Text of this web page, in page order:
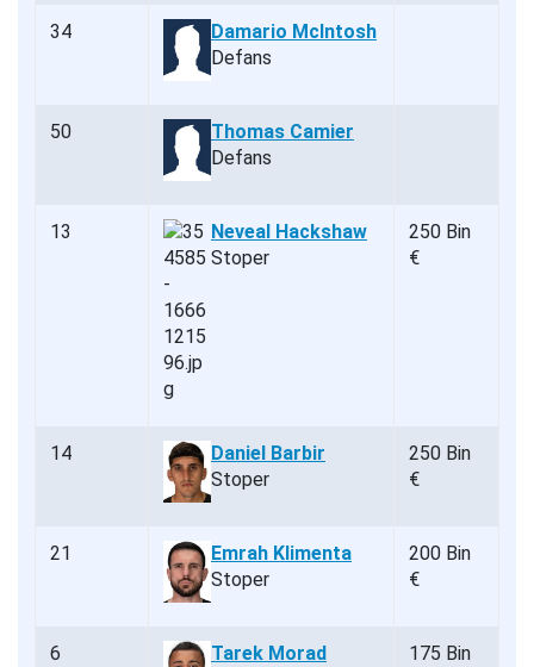
34
Damario McIntosh
Defans
50
Thomas Camier
Defans
13
Neveal Hackshaw
Stoper
250 Bin
€
14
Daniel Barbir
Stoper
250 Bin
€
21
Emrah Klimenta
Stoper
200 Bin
€
6
Tarek Morad
175 Bin